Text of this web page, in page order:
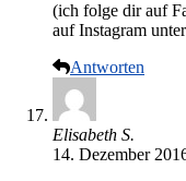
(ich folge dir auf
auf Instagram
Antworten
Elisabeth S.
14. Dezember